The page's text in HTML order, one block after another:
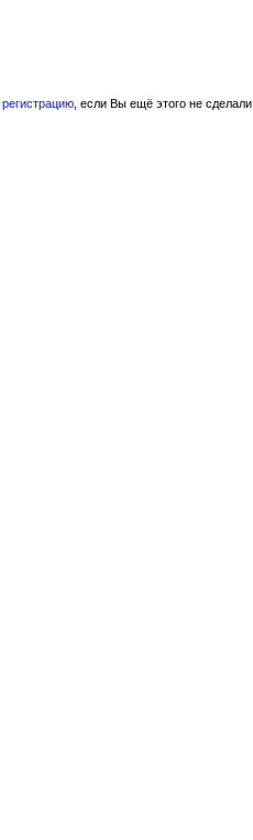
регистрацию , если Вы ещё этого не сделали.